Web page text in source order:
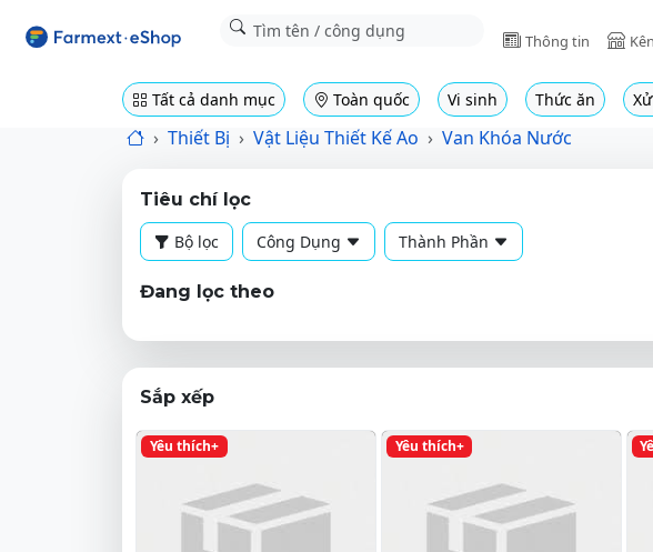
Thông tin
Tất cả danh mục Toàn quốc Vi sinh Thức ăn
Thiết Bị Vật Liệu Thiết Kế Ao Van Khóa Nước
Tiêu chí lọc
Bộ lọc
Công Dụng Thành Phần
Đang lọc theo
Sắp xếp
Yêu thích+ Yêu thích+